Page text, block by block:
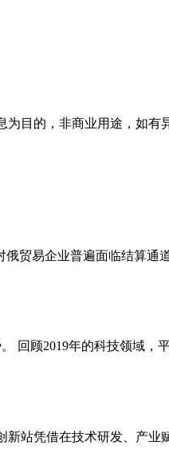
目的，非商业用途，如有
贸易企业普遍面临结算通
回顾2019年的科技领域，
新站凭借在技术研发、产业